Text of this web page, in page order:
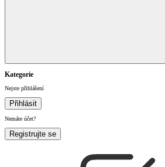
Kategorie
Nejste přihlášení
Přihlásit
Nemáte účet?
Registrujte se